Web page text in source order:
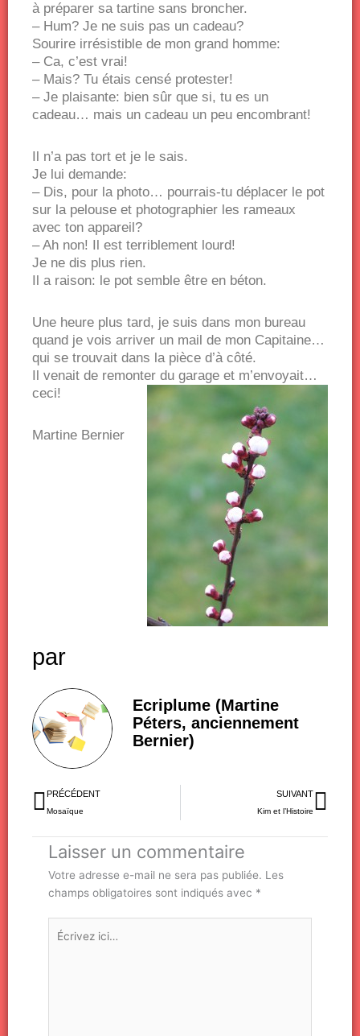
à préparer sa tartine sans broncher.
– Hum? Je ne suis pas un cadeau?
Sourire irrésistible de mon grand homme:
– Ca, c’est vrai!
– Mais? Tu étais censé protester!
– Je plaisante: bien sûr que si, tu es un
cadeau… mais un cadeau un peu encombrant!
Il n’a pas tort et je le sais.
Je lui demande:
– Dis, pour la photo… pourrais-tu déplacer le pot
sur la pelouse et photographier les rameaux
avec ton appareil?
– Ah non! Il est terriblement lourd!
Je ne dis plus rien.
Il a raison: le pot semble être en béton.
Une heure plus tard, je suis dans mon bureau
quand je vois arriver un mail de mon Capitaine…
qui se trouvait dans la pièce d’à côté.
Il venait de remonter du garage et m’envoyait…
ceci!
Martine Bernier
par
Ecriplume (Martine
Péters, anciennement
Bernier)
Précédent
PRÉCÉDENT
Mosaïque
SUIVANT
Kim et l’Histoire
Laisser un commentaire
Votre adresse e-mail ne sera pas publiée. Les
champs obligatoires sont indiqués avec *
Écrivez
ici…